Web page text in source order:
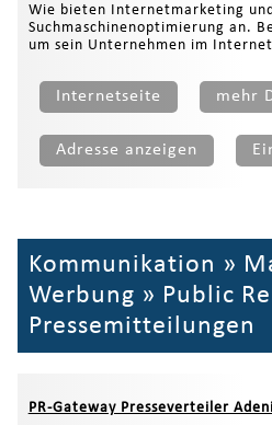
Wie bieten Internetmarketing und
Suchmaschinenoptimierung an.
um sein Unternehmen im
Internetseite mehr
Adresse anzeigen
Kommunikation »
Werbung » Public
Pressemitteilungen
PR-Gateway Presseverteiler